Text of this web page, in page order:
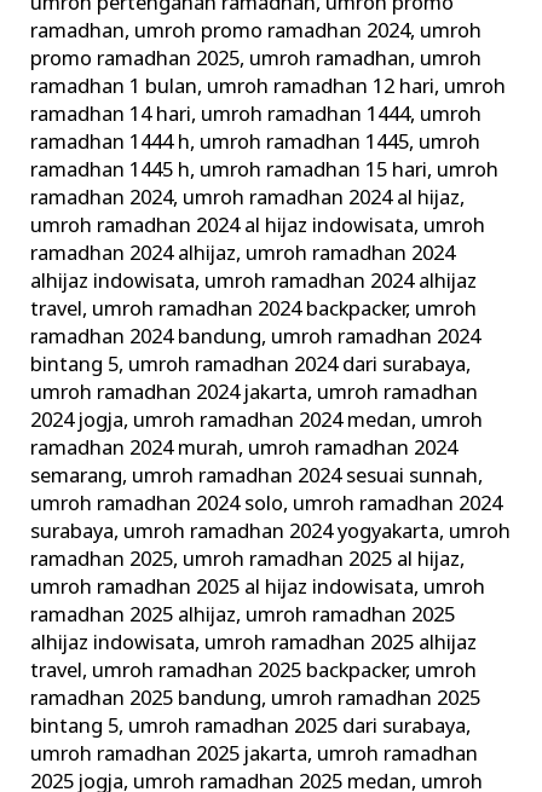
ramadhan, umroh promo ramadhan 2024, umroh
promo ramadhan 2025, umroh ramadhan, umroh
ramadhan 1 bulan, umroh ramadhan 12 hari, umroh
ramadhan 14 hari, umroh ramadhan 1444, umroh
ramadhan 1444 h, umroh ramadhan 1445, umroh
ramadhan 1445 h, umroh ramadhan 15 hari, umroh
ramadhan 2024, umroh ramadhan 2024 al hijaz,
umroh ramadhan 2024 al hijaz indowisata, umroh
ramadhan 2024 alhijaz, umroh ramadhan 2024
alhijaz indowisata, umroh ramadhan 2024 alhijaz
travel, umroh ramadhan 2024 backpacker, umroh
ramadhan 2024 bandung, umroh ramadhan 2024
bintang 5, umroh ramadhan 2024 dari surabaya,
umroh ramadhan 2024 jakarta, umroh ramadhan
2024 jogja, umroh ramadhan 2024 medan, umroh
ramadhan 2024 murah, umroh ramadhan 2024
semarang, umroh ramadhan 2024 sesuai sunnah,
umroh ramadhan 2024 solo, umroh ramadhan 2024
surabaya, umroh ramadhan 2024 yogyakarta, umroh
ramadhan 2025, umroh ramadhan 2025 al hijaz,
umroh ramadhan 2025 al hijaz indowisata, umroh
ramadhan 2025 alhijaz, umroh ramadhan 2025
alhijaz indowisata, umroh ramadhan 2025 alhijaz
travel, umroh ramadhan 2025 backpacker, umroh
ramadhan 2025 bandung, umroh ramadhan 2025
bintang 5, umroh ramadhan 2025 dari surabaya,
umroh ramadhan 2025 jakarta, umroh ramadhan
2025 jogja, umroh ramadhan 2025 medan, umroh